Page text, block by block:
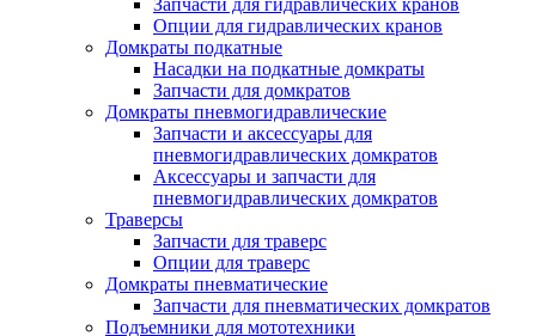
Запчасти для гидравлических кранов
Опции для гидравлических кранов
Домкраты подкатные
Насадки на подкатные домкраты
Запчасти для домкратов
Домкраты пневмогидравлические
Запчасти и аксессуары для
пневмогидравлических домкратов
Аксессуары и запчасти для
пневмогидравлических домкратов
Траверсы
Запчасти для траверс
Опции для траверс
Домкраты пневматические
Запчасти для пневматических домкратов
Подъемники для мототехники